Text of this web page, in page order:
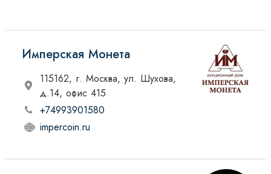
Имперская Монета
115162, г. Москва, ул. Шухова,
д.14, офис 415
+74993901580
impercoin.ru